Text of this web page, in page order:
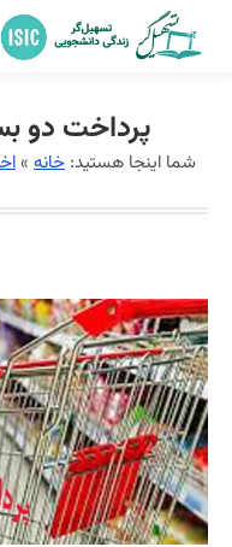
پرداخت دو
شما اینجا هستید: خانه »